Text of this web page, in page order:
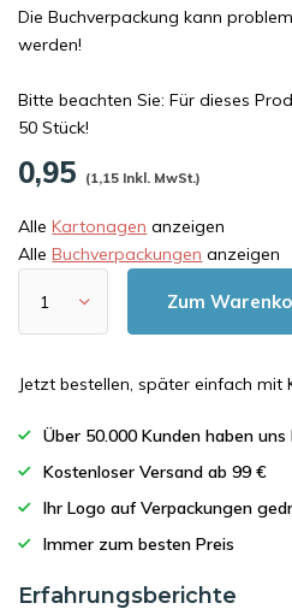
Die Buchverpackung kann
werden!
Bitte beachten Sie: Für dieses
50 Stück!
0,95 (1,15 Inkl. MwSt.)
AlleKartonagen anzeigen
AlleBuchverpackungen anzeigen
Zum
Jetzt bestellen, später einfach mit
Über 50.000 Kunden haben
Kostenloser Versand ab 99 €
Ihr Logo auf Verpackungen
Immer zum besten Preis
Erfahrungsberichte